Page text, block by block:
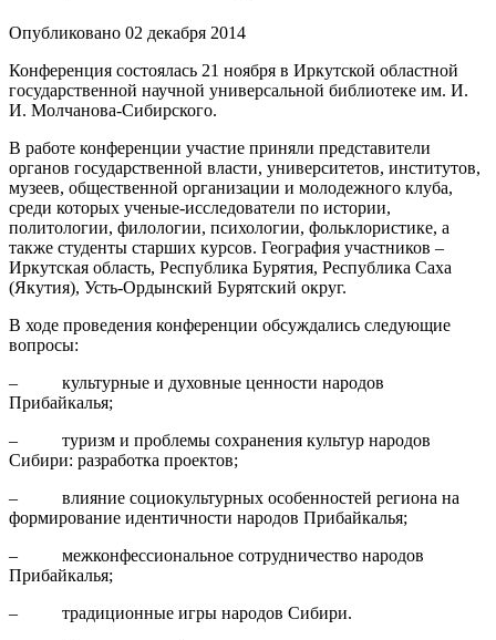
Опубликовано 02 декабря 2014
Конференция состоялась 21 ноября в Иркутской областной
государственной научной универсальной библиотеке им. И.
И. Молчанова-Сибирского.
В работе конференции участие приняли представители
органов государственной власти, университетов, институтов,
музеев, общественной организации и молодежного клуба,
среди которых ученые-исследователи по истории,
политологии, филологии, психологии, фольклористике, а
также студенты старших курсов. География участников –
Иркутская область, Республика Бурятия, Республика Саха
(Якутия), Усть-Ордынский Бурятский округ.
В ходе проведения конференции обсуждались следующие
вопросы:
– культурные и духовные ценности народов
Прибайкалья;
– туризм и проблемы сохранения культур народов
Сибири: разработка проектов;
– влияние социокультурных особенностей региона на
формирование идентичности народов Прибайкалья;
– межконфессиональное сотрудничество народов
Прибайкалья;
– традиционные игры народов Сибири.